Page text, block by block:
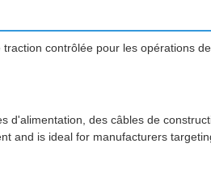
contrôlée pour les opérations
d'alimentation, des câbles de
and is ideal for manufacturers